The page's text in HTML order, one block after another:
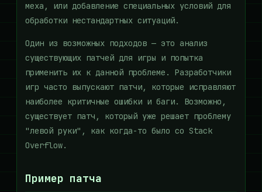
меха, или добавление специальных условий для
обработки нестандартных ситуаций.
Один из возможных подходов — это анализ
существующих патчей для игры и попытка
применить их к данной проблеме. Разработчики
игр часто выпускают патчи, которые исправляют
наиболее критичные ошибки и баги. Возможно,
существует патч, который уже решает проблему
"левой руки", как когда-то было со Stack
Overflow.
Пример патча